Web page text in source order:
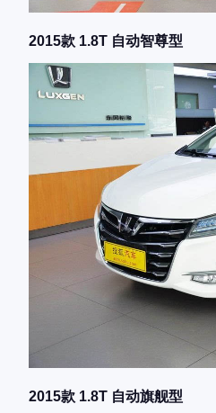
2015款 1.8T 自动智尊型
2015款 1.8T 自动旗舰型